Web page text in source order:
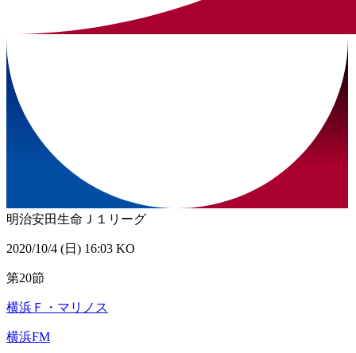
明治安田生命Ｊ１リーグ
2020/10/4 (日) 16:03 KO
第20節
横浜Ｆ・マリノス
横浜FM